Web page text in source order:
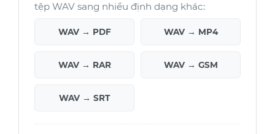
tệp WAV sang nhiều định dạng khác:
WAV → PDF WAV → MP4
WAV → RAR WAV → GSM
WAV → SRT